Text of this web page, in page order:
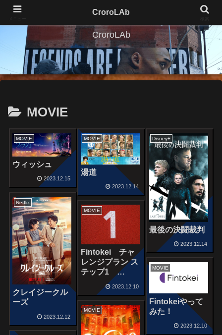
CroroLAb
MOVIE
MOVIE
ウィッシュ
2023.12.15
MOVIE
湯道
2023.12.14
Disney+
最後の決闘裁判
2023.12.14
Netflix
クレイジークル
ーズ
2023.12.12
MOVIE
Fintokei チャ
レンジプラン ス
テップ1
2023.12.10
MOVIE
Fintokeiやって
みた！
2023.12.10
MOVIE
CroroLAb